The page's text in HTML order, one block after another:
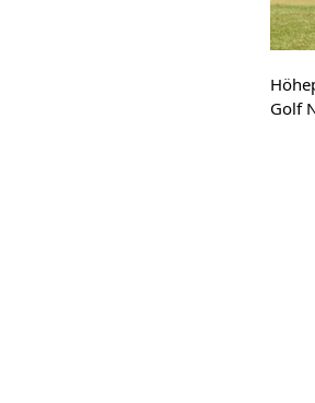
Golf